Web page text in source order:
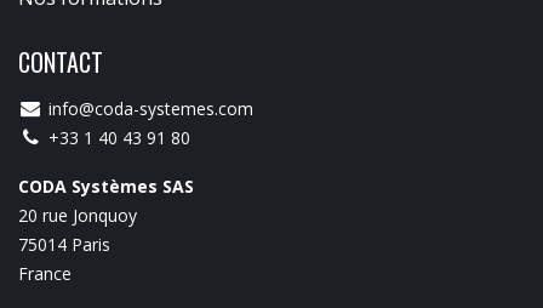
CONTACT
info@coda-systemes.com
+33 1 40 43 91 80
CODA Systèmes SAS
20 rue Jonquoy
75014 Paris
France